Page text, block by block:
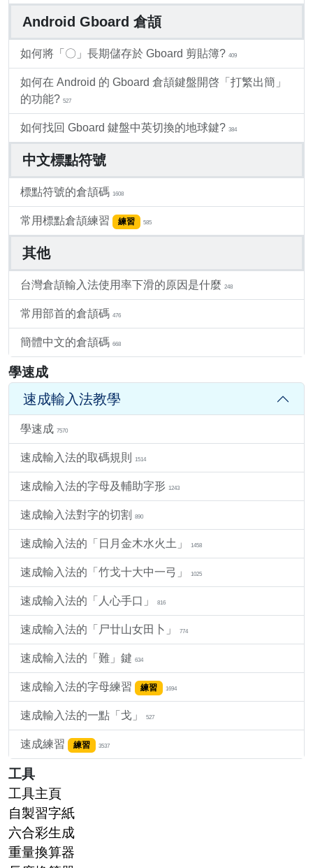
Android Gboard 倉頡
如何將「〇」長期儲存於 Gboard 剪貼簿? 409
如何在 Android 的 Gboard 倉頡鍵盤開啓「打繁出簡」
的功能? 527
如何找回 Gboard 鍵盤中英切換的地球鍵? 384
中文標點符號
標點符號的倉頡碼 1608
常用標點倉頡練習 練習 585
其他
台灣倉頡輸入法使用率下滑的原因是什麼 248
常用部首的倉頡碼 476
簡體中文的倉頡碼 668
學速成
速成輸入法教學
學速成 7570
速成輸入法的取碼規則 1514
速成輸入法的字母及輔助字形 1243
速成輸入法對字的切割 890
速成輸入法的「日月金木水火土」 1458
速成輸入法的「竹戈十大中一弓」 1025
速成輸入法的「人心手口」 816
速成輸入法的「尸廿山女田卜」 774
速成輸入法的「難」鍵 634
速成輸入法的字母練習 練習 1694
速成輸入法的一點「戈」 527
速成練習 練習 3537
工具
工具主頁
自製習字紙
六合彩生成
重量換算器